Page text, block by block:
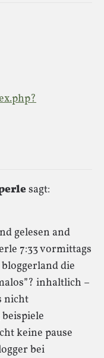
sagt:
gelesen and
7:33 vormittags
die
inhaltlich –
nicht
keine pause
bei